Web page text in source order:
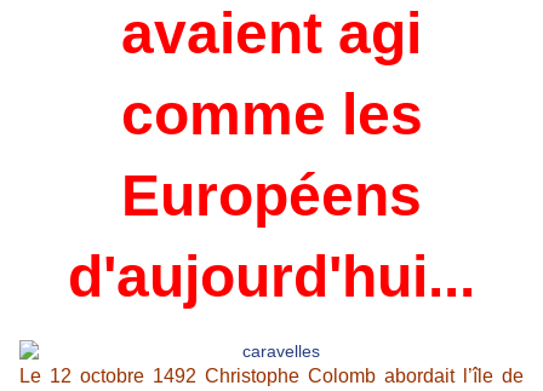
avaient agi
comme les
Européens
d'aujourd'hui...
Le 12 octobre 1492 Christophe Colomb abordait l’île de